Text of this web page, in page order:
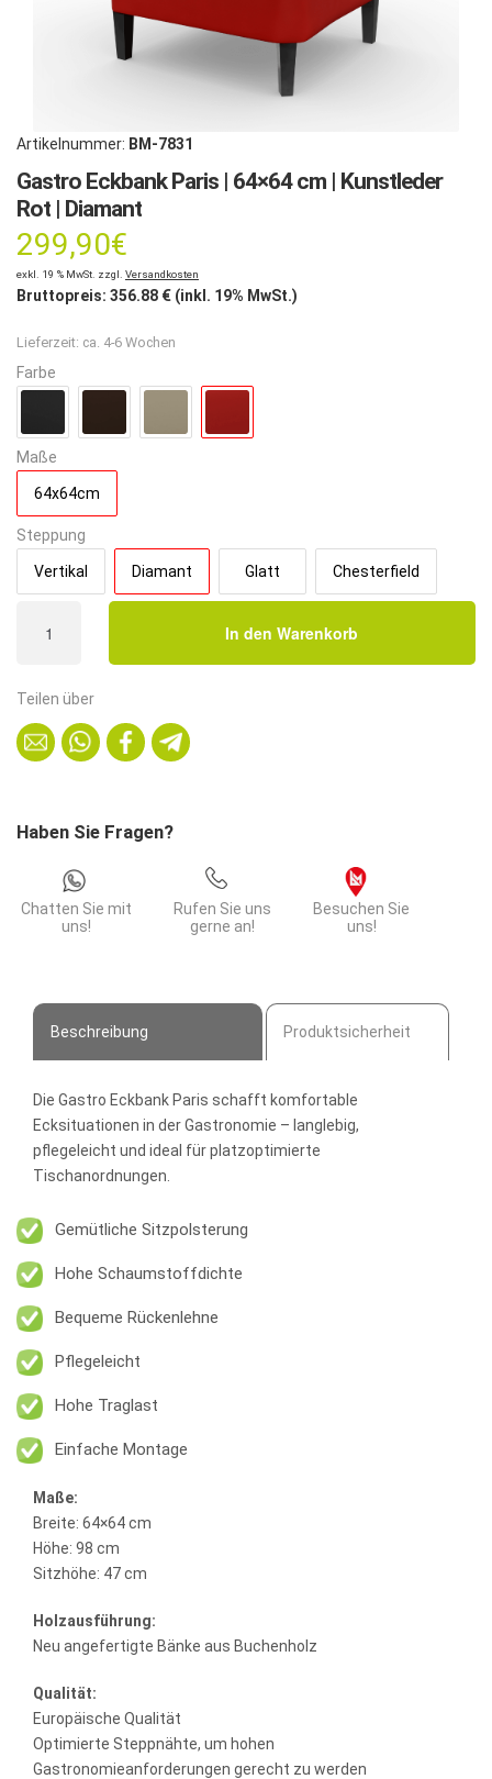
Artikelnummer: BM-7831
Gastro Eckbank Paris | 64×64 cm | Kunstleder
Rot | Diamant
299,90€
exkl. 19 % MwSt. zzgl. Versandkosten
Bruttopreis: 356.88 € (inkl. 19% MwSt.)
Lieferzeit: ca. 4-6 Wochen
Farbe
Maße
64x64cm
Steppung
Vertikal Diamant Glatt Chesterfield
Eckbank
cm
|
Menge
In den Warenkorb
Teilen über
Haben Sie Fragen?
Chatten Sie mit
uns!
Rufen Sie uns
gerne an!
Besuchen Sie
uns!
Beschreibung Produktsicherheit
Die Gastro Eckbank Paris schafft komfortable
Ecksituationen in der Gastronomie – langlebig,
pflegeleicht und ideal für platzoptimierte
Tischanordnungen.
Gemütliche Sitzpolsterung
Hohe Schaumstoffdichte
Bequeme Rückenlehne
Pflegeleicht
Hohe Traglast
Einfache Montage
Maße:
Breite: 64×64 cm
Höhe: 98 cm
Sitzhöhe: 47 cm
Holzausführung:
Neu angefertigte Bänke aus Buchenholz
Qualität:
Europäische Qualität
Optimierte Steppnähte, um hohen
Gastronomieanforderungen gerecht zu werden